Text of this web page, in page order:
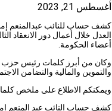
أغسطس 21, 2023
كشف حساب للنائب عبدالمنعم
العدل خلال أعمال دور الانعقاد
أعضاء الحكومة.
وكان من أبرز كلمات رئيس حزب
والتموين والمالية والتضامن
ويمكنكم الاطلاع على ملخص